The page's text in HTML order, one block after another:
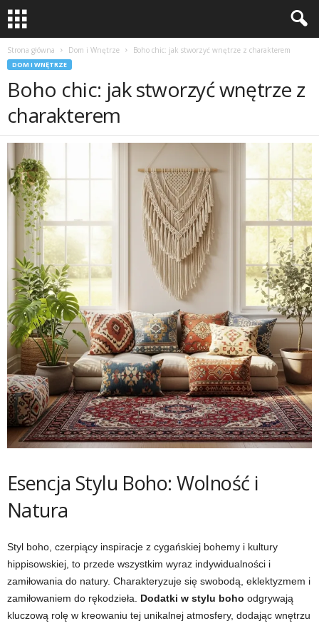
Strona główna Dom i Wnętrze Boho chic: jak stworzyć wnętrze z charakterem
DOM I WNĘTRZE
Boho chic: jak stworzyć wnętrze z
charakterem
Esencja Stylu Boho: Wolność i
Natura
Styl boho, czerpiący inspiracje z cygańskiej bohemy i kultury
hippisowskiej, to przede wszystkim wyraz indywidualności i
zamiłowania do natury. Charakteryzuje się swobodą, eklektyzmem i
zamiłowaniem do rękodzieła. Dodatki w stylu boho odgrywają
kluczową rolę w kreowaniu tej unikalnej atmosfery, dodając wnętrzu